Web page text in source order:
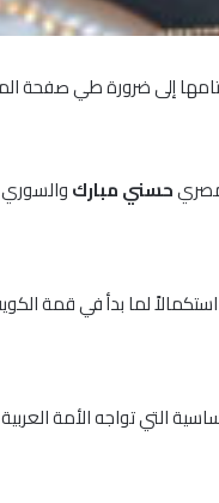
إلى ضرورة طي صفحة
حسني مباركوالسوري
التي تواجه الأمة